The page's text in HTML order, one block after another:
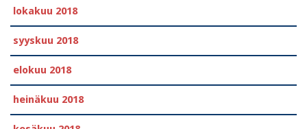
lokakuu 2018
syyskuu 2018
elokuu 2018
heinäkuu 2018